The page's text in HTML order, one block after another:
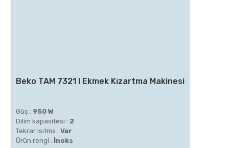
Beko TAM 7321 I Ekmek Kızartma Makinesi
Güç : 950 W
Dilim kapasitesi : 2
Tekrar ısıtms : Var
Ürün rengi : İnoks